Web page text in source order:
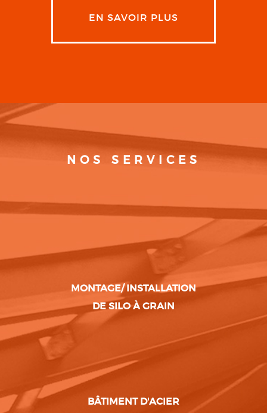
EN SAVOIR PLUS
NOS SERVICES
MONTAGE/ INSTALLATION
DE SILO À GRAIN
BÂTIMENT D'ACIER